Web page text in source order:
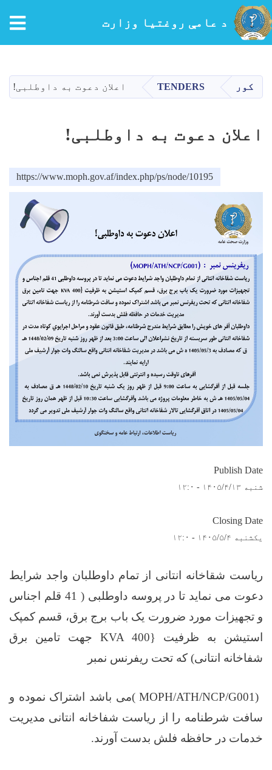
دانګل
د عامې روغتیا وزارت
کور TENDERS اعلان دعوت به داوطلبی!
اعلان دعوت به داوطلبی!
https://www.moph.gov.af/index.php/ps/node/10195
Publish Date
شنبه ۱۴۰۵/۴/۱۳ - ۱۲:۰
Closing Date
یکشنبه ۱۴۰۵/۵/۴ - ۱۲:۰
ریاست شقاخانه انتانی از تمام داوطلبان واجد شرایط
دعوت می نماید تا در پروسه داوطلبی ( 41 قلم اجناس
و تجهیزات مورد ضرورت یک باب برج برق، قسم کمپک
استیشن به ظرفیت {400
KVA جهت تامین برق
شفاخانه انتانی) که تحت ریفرنس نمبر
( MOPH/ATH/NCP/G001)می باشد اشتراک نموده و
سافت شرطنامه را از ریاست شفاخانه انتانی مدیریت
خدمات در حافظه فلش بدست آورند.